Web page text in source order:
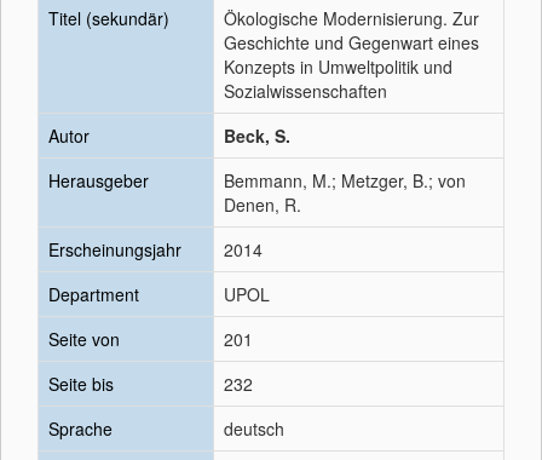
Titel (sekundär)
Ökologische Modernisierung. Zur
Geschichte und Gegenwart eines
Konzepts in Umweltpolitik und
Sozialwissenschaften
Autor
Beck, S.
Herausgeber
Bemmann, M.; Metzger, B.; von
Denen, R.
Erscheinungsjahr
2014
Department
UPOL
Seite von
201
Seite bis
232
Sprache
deutsch